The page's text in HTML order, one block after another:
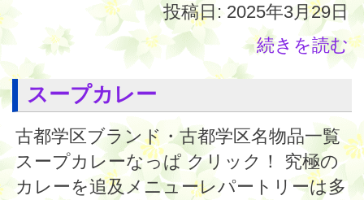
投稿日: 2025年3月29日
続きを読む
スープカレー
古都学区ブランド・古都学区名物品一覧
スープカレーなっぱ クリック！ 究極の
カレーを追及メニューレパートリーは多